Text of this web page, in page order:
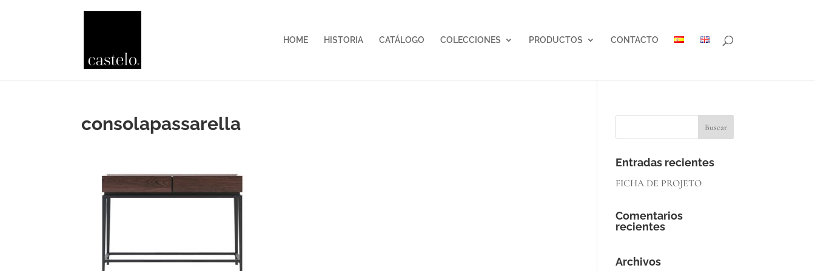
HOME HISTORIA CATÁLOGO COLECCIONES PRODUCTOS CONTACTO
consolapassarella
Entradas recientes
FICHA DE PROJETO
Comentarios
recientes
Archivos